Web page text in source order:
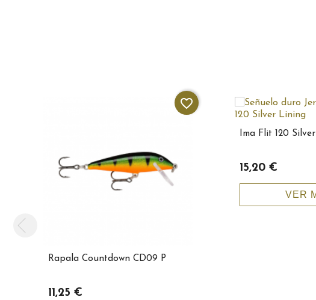
Rapala Countdown CD09 P
11,25 €
favorite_border
Ima Flit 120
15,20 €
VER